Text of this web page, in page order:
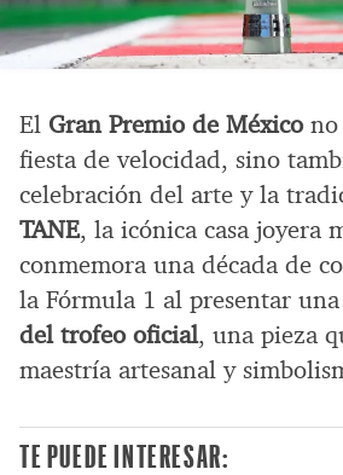
El Gran Premio de Méxicono
fiesta de velocidad, sino
celebración del arte y la
TANE, la icónica casa joyera
conmemora una década de
la Fórmula 1 al presentar una
del trofeo oficial, una pieza
maestría artesanal y
TE PUEDE INTERESAR: